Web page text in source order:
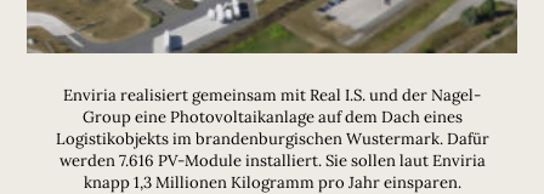
Enviria realisiert gemeinsam mit Real I.S. und der Nagel-
Group eine Photovoltaikanlage auf dem Dach eines
Logistikobjekts im brandenburgischen Wustermark. Dafür
werden 7.616 PV-Module installiert. Sie sollen laut Enviria
knapp 1,3 Millionen Kilogramm pro Jahr einsparen.